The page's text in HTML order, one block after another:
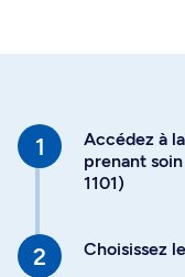
Accédez à
prenant
1101)
Choisissez